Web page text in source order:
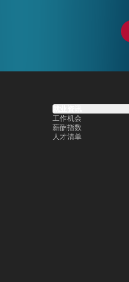
就业资讯
工作机会
薪酬指数
人才清单